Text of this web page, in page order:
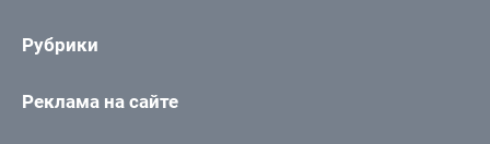
Рубрики
Реклама на сайте